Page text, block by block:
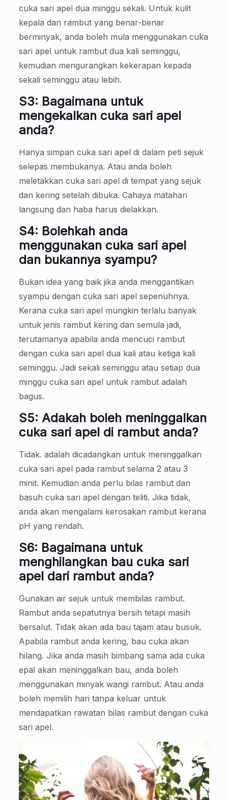
cuka sari apel dua minggu sekali. Untuk kulit
kepala dan rambut yang benar-benar
berminyak, anda boleh mula menggunakan cuka
sari apel untuk rambut dua kali seminggu,
kemudian mengurangkan kekerapan kepada
sekali seminggu atau lebih.
S3: Bagaimana untuk
mengekalkan cuka sari apel
anda?
Hanya simpan cuka sari apel di dalam peti sejuk
selepas membukanya. Atau anda boleh
meletakkan cuka sari apel di tempat yang sejuk
dan kering setelah dibuka. Cahaya matahari
langsung dan haba harus dielakkan.
S4: Bolehkah anda
menggunakan cuka sari apel
dan bukannya syampu?
Bukan idea yang baik jika anda menggantikan
syampu dengan cuka sari apel sepenuhnya.
Kerana cuka sari apel mungkin terlalu banyak
untuk jenis rambut kering dan semula jadi,
terutamanya apabila anda mencuci rambut
dengan cuka sari apel dua kali atau ketiga kali
seminggu. Jadi sekali seminggu atau setiap dua
minggu cuka sari apel untuk rambut adalah
bagus.
S5: Adakah boleh meninggalkan
cuka sari apel di rambut anda?
Tidak. adalah dicadangkan untuk meninggalkan
cuka sari apel pada rambut selama 2 atau 3
minit. Kemudian anda perlu bilas rambut dan
basuh cuka sari apel dengan teliti. Jika tidak,
anda akan mengalami kerosakan rambut kerana
pH yang rendah.
S6: Bagaimana untuk
menghilangkan bau cuka sari
apel dari rambut anda?
Gunakan air sejuk untuk membilas rambut.
Rambut anda sepatutnya bersih tetapi masih
bersalut. Tidak akan ada bau tajam atau busuk.
Apabila rambut anda kering, bau cuka akan
hilang. Jika anda masih bimbang sama ada cuka
epal akan meninggalkan bau, anda boleh
menggunakan minyak wangi rambut. Atau anda
boleh memilih hari tanpa keluar untuk
mendapatkan rawatan bilas rambut dengan cuka
sari apel.